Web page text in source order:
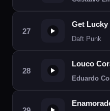
Get Lucky
Daft Punk
Louco
Eduardo